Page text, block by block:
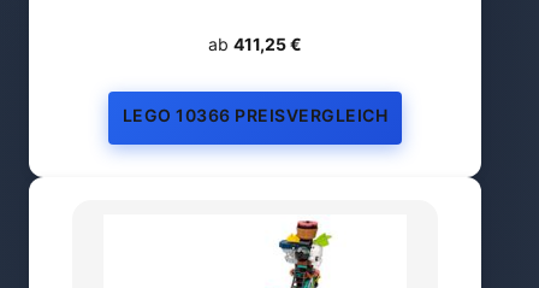
ab 411,25 €
LEGO 10366 PREISVERGLEICH